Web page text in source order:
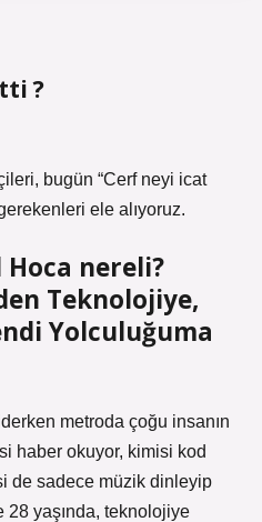
?
bugün “Cerf neyi icat
ele alıyoruz.
nereli?
Teknolojiye,
Yolculuğuma
metroda çoğu insanın
haber okuyor, kimisi kod
de sadece müzik dinleyip
28 yaşında, teknolojiye